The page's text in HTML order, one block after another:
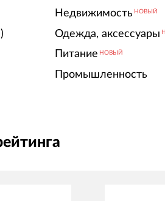
Недвижимость НОВЫЙ
Одежда, аксессуары
Питание НОВЫЙ
Промышленность